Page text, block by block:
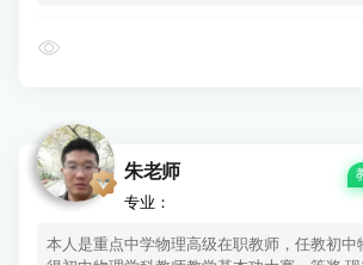
朱老师
专业：
本人是重点中学物理高级在职教师，任教初中